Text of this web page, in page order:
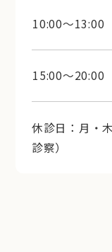
10:00～13:00
15:00～20:00
休診日：月・
診察）